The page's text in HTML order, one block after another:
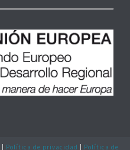
| Política de privacidad | Política de